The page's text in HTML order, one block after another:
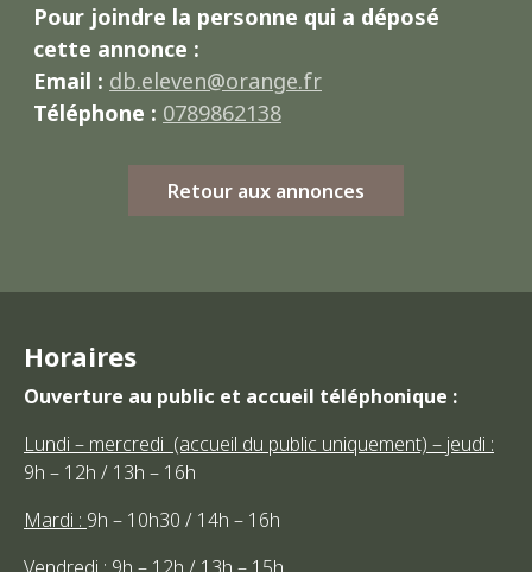
Pour joindre la personne qui a déposé
cette annonce :
Email : db.eleven@orange.fr
Téléphone : 0789862138
Retour aux annonces
Horaires
Ouverture au public et accueil téléphonique :
Lundi – mercredi (accueil du public uniquement) – jeudi :
9h – 12h / 13h – 16h
Mardi : 9h – 10h30 / 14h – 16h